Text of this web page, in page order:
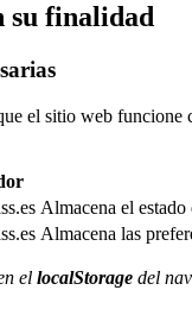
su finalidad
el sitio web
Almacena el
Almacena las
el localStorage del